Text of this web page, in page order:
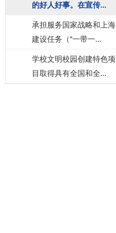
的好人好事。在宣传...
承担服务国家战略和上海
建设任务（“一带一...
学校文明校园创建特色项
目取得具有全国和全...